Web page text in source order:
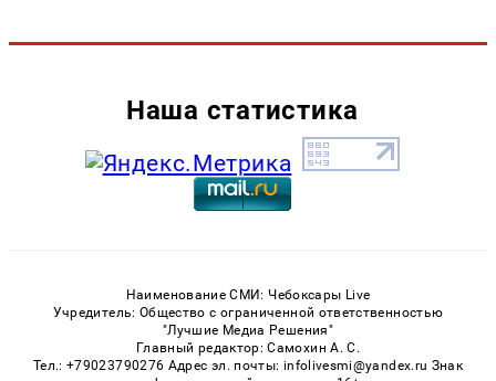
Наша статистика
Наименование СМИ: Чебоксары Live
Учредитель: Общество с ограниченной ответственностью
"Лучшие Медиа Решения"
Главный редактор: Самохин А. С.
Тел.: +79023790276 Адрес эл. почты: infolivesmi@yandex.ru Знак